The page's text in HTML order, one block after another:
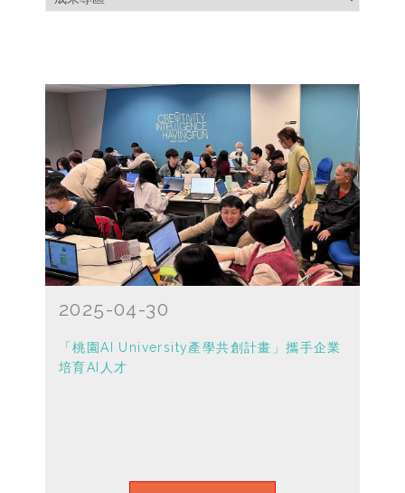
2025-04-30
「桃園AI University產學共創計畫」攜手企業
培育AI人才